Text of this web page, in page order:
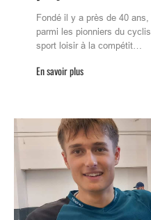
Fondé il y a près de 40
parmi les pionniers du
sport loisir à la compétit…
En savoir plus